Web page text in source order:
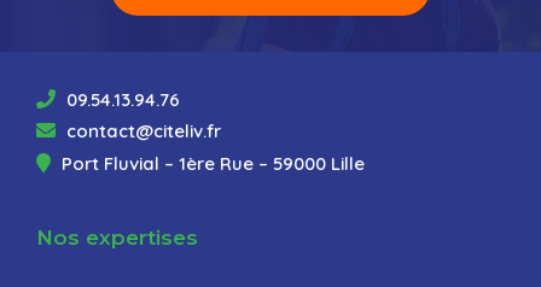
09.54.13.94.76
contact@citeliv.fr
Port Fluvial – 1ère Rue – 59000 Lille
Nos expertises